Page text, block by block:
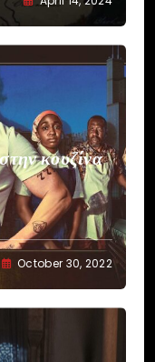
κουζίνα
October 30, 2022